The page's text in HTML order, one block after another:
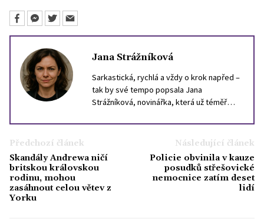
Jana Strážníková
Sarkastická, rychlá a vždy o krok napřed –
tak by své tempo popsala Jana
Strážníková, novinářka, která už téměř
momenty v životě slavných. Psaní o
celebritách pro ni není jen bulvár – je to
způsob, jak vystihnout dobu a náladu
společnosti. Ve volném čase ráda uniká od
chaosu světa celebrit – chodí do lesa, čte
horory a tajně sbírá staré výtisky časopisů
Předchozí článek
Skandály Andrewa ničí
britskou královskou
rodinu, mohou
zasáhnout celou větev z
Yorku
Následující článek
Policie obvinila v kauze
posudků střešovické
nemocnice zatím deset
lidí